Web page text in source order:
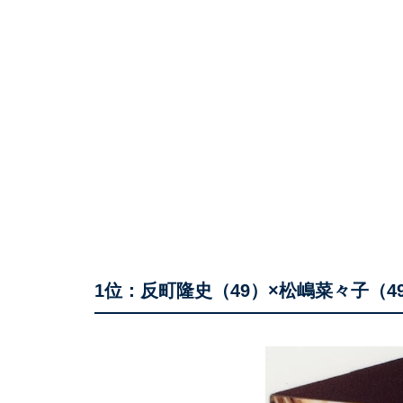
1位：反町隆史（49）×松嶋菜々子（